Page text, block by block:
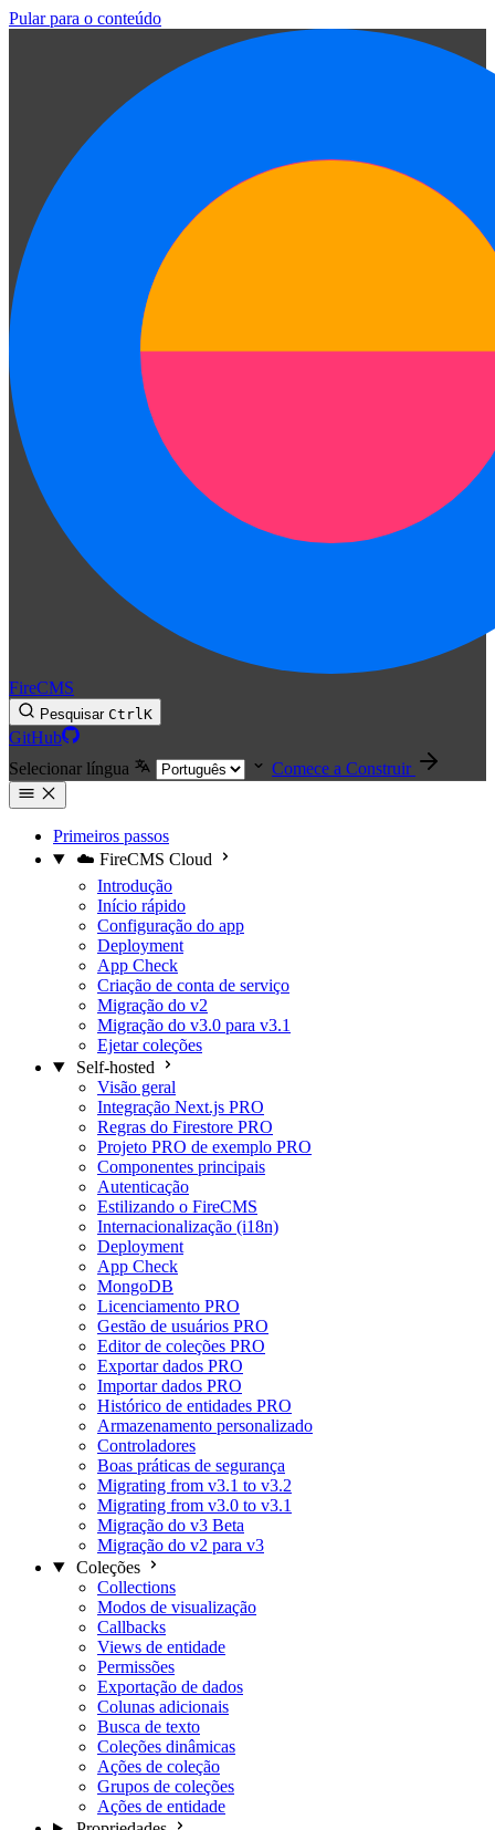
Pular para o conteúdo
FireCMS
Pesquisar CtrlK
GitHub
Selecionar língua
Comece a Construir
Primeiros passos
☁️ FireCMS Cloud
Introdução
Início rápido
Configuração do app
Deployment
App Check
Criação de conta de serviço
Migração do v2
Migração do v3.0 para v3.1
Ejetar coleções
Self-hosted
Visão geral
Integração Next.js PRO
Regras do Firestore PRO
Projeto PRO de exemplo PRO
Componentes principais
Autenticação
Estilizando o FireCMS
Internacionalização (i18n)
Deployment
App Check
MongoDB
Licenciamento PRO
Gestão de usuários PRO
Editor de coleções PRO
Exportar dados PRO
Importar dados PRO
Histórico de entidades PRO
Armazenamento personalizado
Controladores
Boas práticas de segurança
Migrating from v3.1 to v3.2
Migrating from v3.0 to v3.1
Migração do v3 Beta
Migração do v2 para v3
Coleções
Collections
Modos de visualização
Callbacks
Views de entidade
Permissões
Exportação de dados
Colunas adicionais
Busca de texto
Coleções dinâmicas
Ações de coleção
Grupos de coleções
Ações de entidade